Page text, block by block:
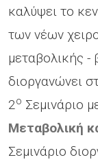
καλύψει το
των νέων
μεταβολικής -
διοργανώνει
2ο Σεμινάριο
Μεταβολική
Σεμινάριο